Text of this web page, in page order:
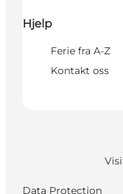
Hjelp
Ferie fra A-Z
Kontakt oss
Data Protection